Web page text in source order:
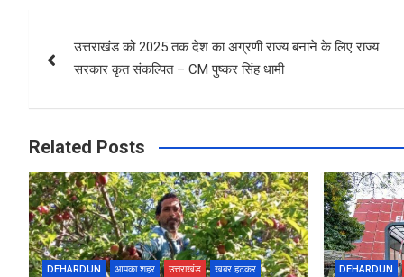
navigation
उत्तराखंड को 2025 तक देश का अग्रणी राज्य बनाने के लिए राज्य
सरकार कृत संकल्पित – CM पुष्कर सिंह धामी
Related Posts
DEHARDUN आपका शहर उत्तराखंड
खबर हटकर
DEHARDUN